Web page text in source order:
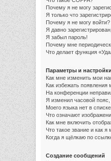
Почему я не могу
Я только что
Почему я не могу войти?
Я давно
Я забыл пароль!
Почему мне
Что делает функция
Параметры и
Как мне изменить мои
Как избежать
На конференции
Я изменил часовой
Моего языка нет в
Что означают
Как мне включить
Что такое звание и как я
Когда я щёлкаю по
Создание сообщений